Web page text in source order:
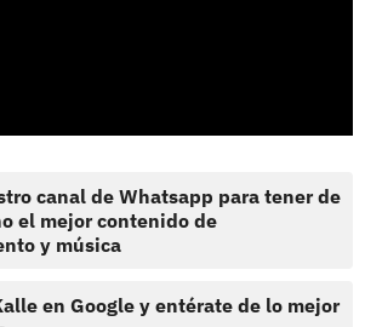
canal de Whatsapp para tener de
el mejor contenido de
y música
en Google y entérate de lo mejor